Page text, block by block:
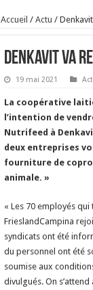
Accueil / Actu /
Denkavit va
19 mai 2021
La coopérative
l’intention de
Nutrifeed à
deux entreprises
fourniture de
animale. »
« Les 70 employés
FrieslandCampina
syndicats ont été
du personnel ont été
soumise aux
divulgués. On